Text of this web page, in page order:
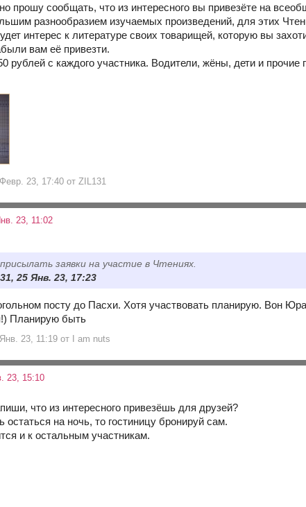
прошу сообщать, что из интересного вы привезёте на
разнообразием изучаемых произведений, для этих
интерес к литературе своих товарищей, которую вы
вам её привезти.
рублей с каждого участника. Водители, жёны, дети и
23, 17:40 от ZIL131
23, 11:02
заявки на участие в Чтениях.
25 Янв. 23, 17:23
посту до Пасхи. Хотя участвовать планирую. Вон
Планирую быть
23, 11:19 от I am nuts
23, 15:10
что из интересного привезёшь для друзей?
на ночь, то гостиницу бронируй сам.
и к остальным участникам.